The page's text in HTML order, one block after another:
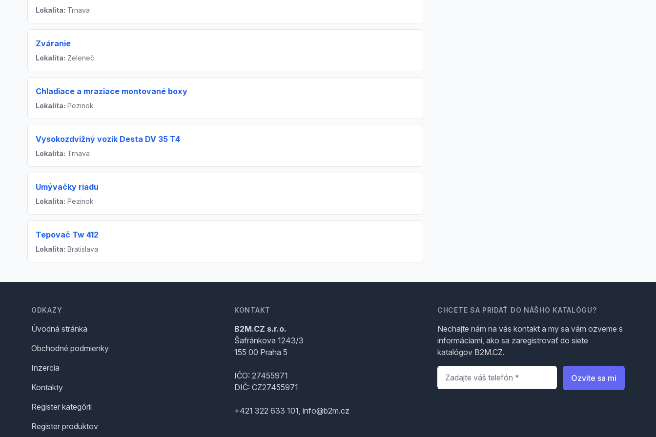
Lokalita: Trnava
Zváranie
Lokalita: Zeleneč
Chladiace a mraziace montované boxy
Lokalita: Pezinok
Vysokozdvižný vozík Desta DV 35 T4
Lokalita: Trnava
Umývačky riadu
Lokalita: Pezinok
Tepovač Tw 412
Lokalita: Bratislava
ODKAZY
Úvodná stránka
Obchodné podmienky
Inzercia
Kontakty
Register kategórii
Register produktov
KONTAKT
B2M.CZ s.r.o.
Šafránkova 1243/3
155 00 Praha 5
IČO: 27455971
DIČ: CZ27455971
+421 322 633 101, info@b2m.cz
CHCETE SA PRIDAŤ DO NÁŠHO KATALÓGU?
Nechajte nám na vás kontakt a my sa vám ozveme s
informáciami, ako sa zaregistrovať do siete
katalógov B2M.CZ.
Telefón
Ozvite sa mi